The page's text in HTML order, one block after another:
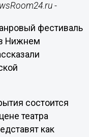
-
фестиваль
Нижнем
состоится
театра
как